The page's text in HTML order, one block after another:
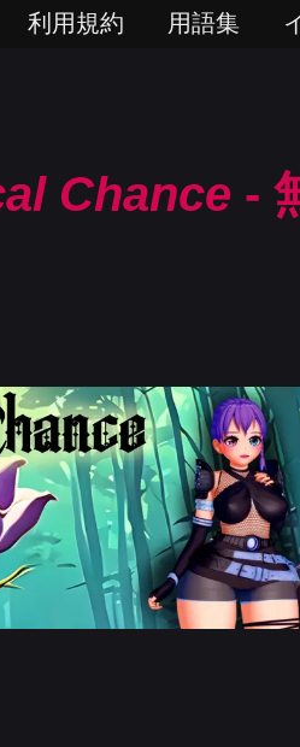
利用規約 用語集
Chance -